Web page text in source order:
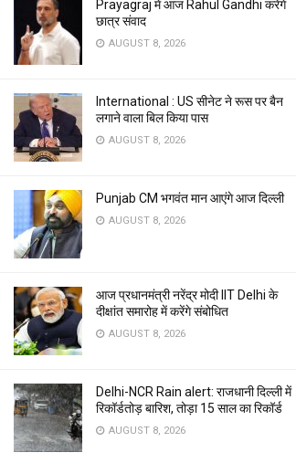
Prayagraj में आज Rahul Gandhi करेंगे
छात्र संवाद
AUGUST 8, 2026
International : US सीनेट ने रूस पर बैन
लगाने वाला बिल किया पास
AUGUST 8, 2026
Punjab CM भगवंत मान आएंगे आज दिल्ली
AUGUST 8, 2026
आज प्रधानमंत्री नरेंद्र मोदी IIT Delhi के
दीक्षांत समारोह में करेंगे संबोधित
AUGUST 8, 2026
Delhi-NCR Rain alert: राजधानी दिल्ली में
रिकॉर्डतोड़ बारिश, तोड़ा 15 साल का रिकॉर्ड
AUGUST 8, 2026